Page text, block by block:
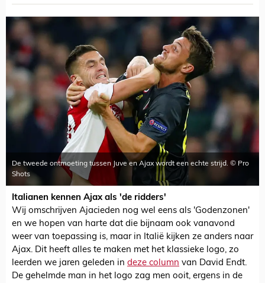
De tweede ontmoeting tussen Juve en Ajax wordt een echte strijd. © Pro
Shots
Italianen kennen Ajax als 'de ridders'
Wij omschrijven Ajacieden nog wel eens als 'Godenzonen'
en we hopen van harte dat die bijnaam ook vanavond
weer van toepassing is, maar in Italië kijken ze anders naar
Ajax. Dit heeft alles te maken met het klassieke logo, zo
leerden we jaren geleden in deze column van David Endt.
De gehelmde man in het logo zag men ooit, ergens in de